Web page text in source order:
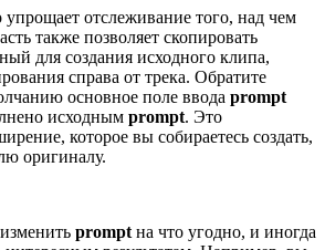
отслеживание того, над чем
также позволяет скопировать
для создания исходного клипа,
справа от трека. Обратите
основное поле ввода prompt
исходным prompt. Это
которое вы собираетесь создать,
оригиналу.
prompt на что угодно, и иногда